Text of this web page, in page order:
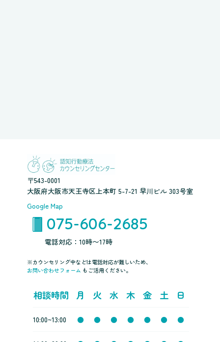
〒543-0001
大阪府大阪市天王寺区上本町 5-7-21 早川ビル 303号室
Google Map
075-606-2685
電話対応：10時〜17時
※カウンセリング中などは電話対応が難しいため、
お問い合わせフォーム もご活用ください。
相談時間 月 火 水 木 金 土 日
10:00~13:00 ● ● ● ● ● ● ●